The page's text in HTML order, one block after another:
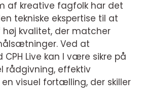
af kreative fagfolk har det
tekniske ekspertise til at
kvalitet, der matcher
Ved at
Live kan I være sikre på
rådgivning, effektiv
visuel fortælling, der skiller